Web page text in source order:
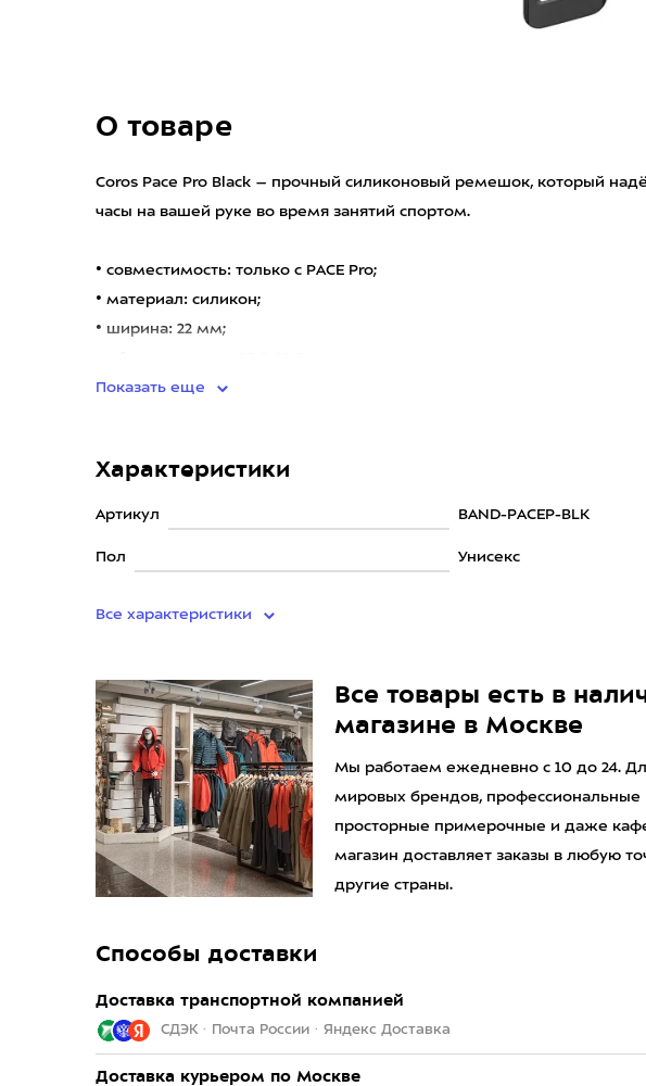
О товаре
Coros Pace Pro Black – прочный силиконовый ремешок, который
часы на вашей руке во время занятий спортом.
• совместимость: только с PACE Pro;
• материал: силикон;
• ширина: 22 мм;
Показать еще
Характеристики
Артикул BAND-PACEP-BLK
Пол Унисекс
Все характеристики
Все товары есть в
магазине в Москве
Мы работаем ежедневно с 10 до 24.
мировых брендов, профессиональные
просторные примерочные и даже
магазин доставляет заказы в любую
другие страны.
Способы доставки
Доставка транспортной компанией
СДЭК · Почта России · Яндекс Доставка
Доставка курьером по Москве